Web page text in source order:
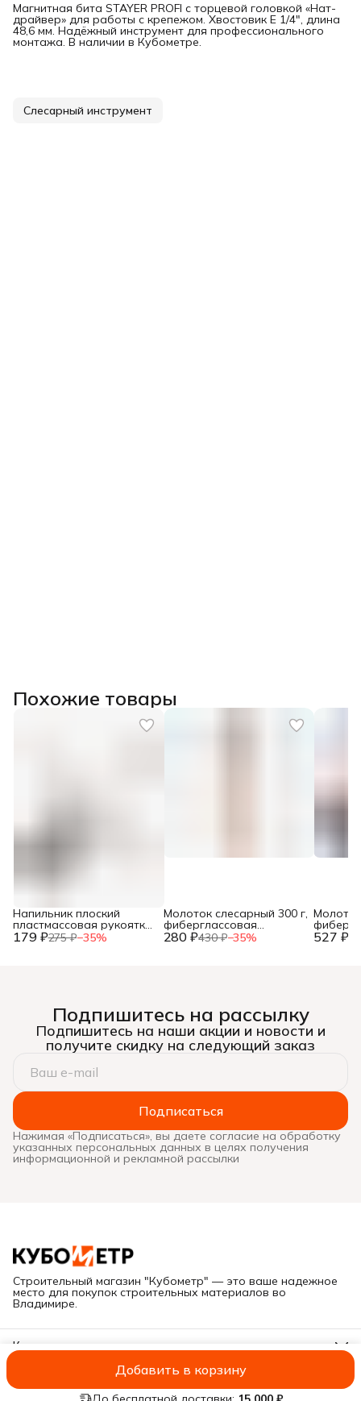
Добавить в корзину
Магнитная бита STAYER PROFI с торцевой головкой «Нат-
драйвер» для работы с крепежом. Хвостовик E 1/4", длина
48,6 мм. Надёжный инструмент для профессионального
монтажа. В наличии в Кубометре.
Слесарный инструмент
Похожие товары
179 ₽275 ₽−35%
Напильник плоский
пластмассовая рукоятка,
№2, 150мм, (шт.) 280 ₽430 ₽−35%
Молоток слесарный 300 г,
фиберглассовая
рукоятка, (шт.) 527 ₽
Подпишитесь на рассылку
Подпишитесь на наши акции и новости и
получите скидку на следующий заказ
Подписаться
Нажимая «Подписаться», вы даете согласие на обработку
указанных персональных данных в целях получения
информационной и рекламной рассылки
Строительный магазин "Кубометр" — это ваше надежное
место для покупок строительных материалов во
Владимире.
Контакты
Г. Владимир, ул. Куйбышева, дом 28Е
Иван
8 (919) 019-11-55
ИП Савельева А.В.ОплатаДоставкаПравила возврата